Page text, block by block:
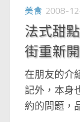
美食 2008-
法式甜
街重新
在朋友的介
記外，本身
約的問題，